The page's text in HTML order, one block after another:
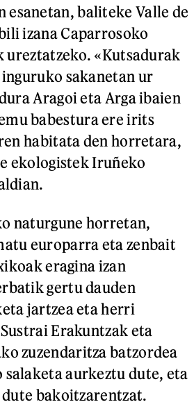
esanetan, baliteke Valle de
izana Caparrosoko
«Kutsadurak
sakanetan ur
Aragoi eta Arga ibaien
babestura ere irits
habitata den horretara,
ekologistek Iruñeko
naturgune horretan,
europarra eta zenbait
eragina izan
gertu dauden
jartzea eta herri
Erakuntzak eta
zuzendaritza batzordea
aurkeztu dute, eta
bakoitzarentzat.